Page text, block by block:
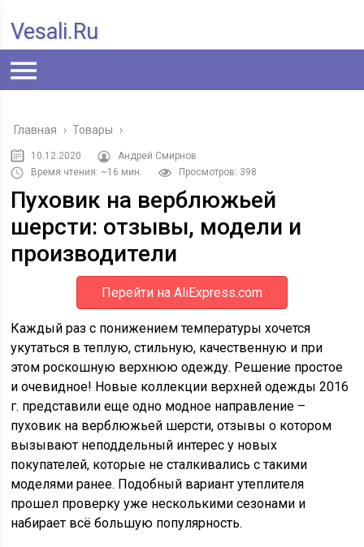
Vesali.ru
Главная › Товары ›
10.12.2020
Андрей Смирнов
Время чтения: ~16 мин.
Просмотров: 398
Пуховик на верблюжьей
шерсти: отзывы, модели и
производители
Перейти на AliExpress.com
Каждый раз с понижением температуры хочется
укутаться в теплую, стильную, качественную и при
этом роскошную верхнюю одежду. Решение простое
и очевидное! Новые коллекции верхней одежды 2016
г. представили еще одно модное направление –
пуховик на верблюжьей шерсти, отзывы о котором
вызывают неподдельный интерес у новых
покупателей, которые не сталкивались с такими
моделями ранее. Подобный вариант утеплителя
прошел проверку уже несколькими сезонами и
набирает всё большую популярность.